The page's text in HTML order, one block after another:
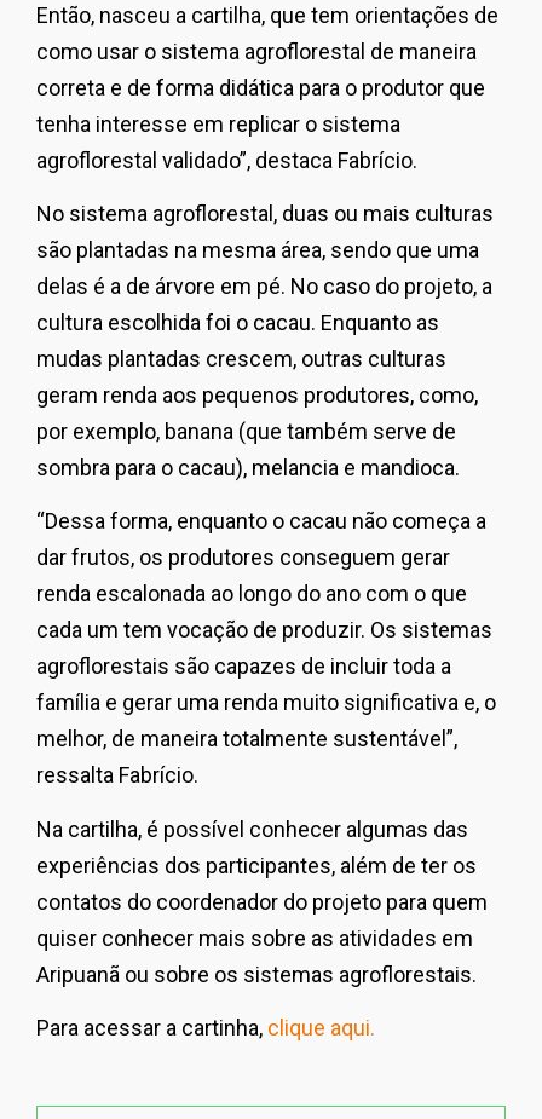
Então, nasceu a cartilha, que tem orientações de
como usar o sistema agroflorestal de maneira
correta e de forma didática para o produtor que
tenha interesse em replicar o sistema
agroflorestal validado”, destaca Fabrício.
No sistema agroflorestal, duas ou mais culturas
são plantadas na mesma área, sendo que uma
delas é a de árvore em pé. No caso do projeto, a
cultura escolhida foi o cacau. Enquanto as
mudas plantadas crescem, outras culturas
geram renda aos pequenos produtores, como,
por exemplo, banana (que também serve de
sombra para o cacau), melancia e mandioca.
“Dessa forma, enquanto o cacau não começa a
dar frutos, os produtores conseguem gerar
renda escalonada ao longo do ano com o que
cada um tem vocação de produzir. Os sistemas
agroflorestais são capazes de incluir toda a
família e gerar uma renda muito significativa e, o
melhor, de maneira totalmente sustentável”,
ressalta Fabrício.
Na cartilha, é possível conhecer algumas das
experiências dos participantes, além de ter os
contatos do coordenador do projeto para quem
quiser conhecer mais sobre as atividades em
Aripuanã ou sobre os sistemas agroflorestais.
Para acessar a cartinha, clique aqui.